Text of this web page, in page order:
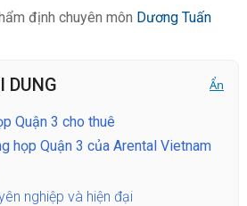
định chuyên môn Dương Tuấn
DUNG Ẩn
Quận 3 cho thuê
họp Quận 3 của Arental Vietnam
nghiệp và hiện đại